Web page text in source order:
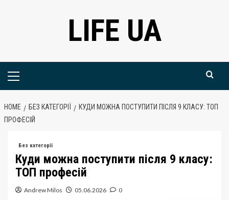
LIFE UA
Primary
HOME БЕЗ КАТЕГОРІЇ
КУДИ МОЖНА ПОСТУПИТИ ПІСЛЯ 9 КЛАСУ: ТОП
ПРОФЕСІЙ
Без категорії
Куди можна поступити після 9 класу:
ТОП професій
Andrew Milos 05.06.2026 0